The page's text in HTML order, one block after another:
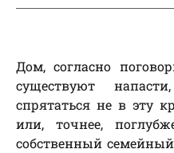
Дом, согласно
существуют
спрятаться не в эту
или, точнее,
собственный семейный